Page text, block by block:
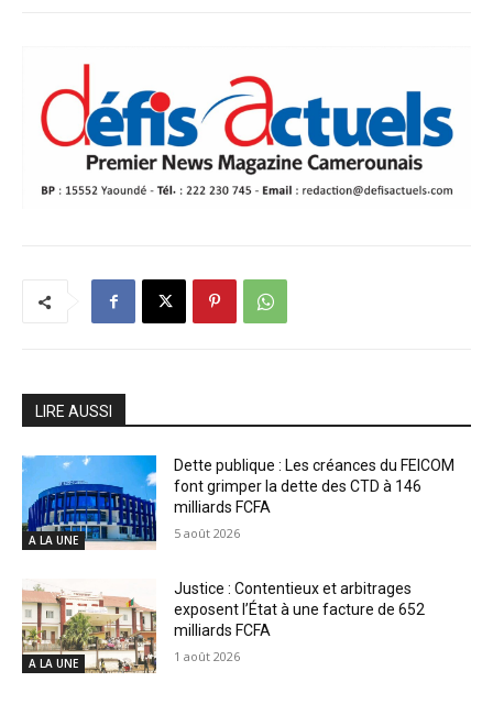
LIRE AUSSI
A LA UNE
Dette publique : Les créances du FEICOM
font grimper la dette des CTD à 146
milliards FCFA
5 août 2026
A LA UNE
Justice : Contentieux et arbitrages
exposent l’État à une facture de 652
milliards FCFA
1 août 2026